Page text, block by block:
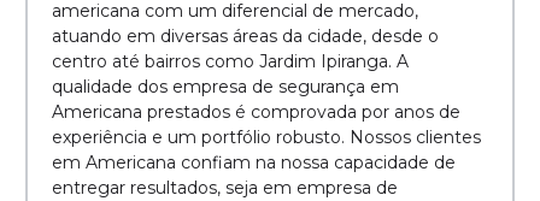
americana com um diferencial de mercado,
atuando em diversas áreas da cidade, desde o
centro até bairros como Jardim Ipiranga. A
qualidade dos empresa de segurança em
Americana prestados é comprovada por anos de
experiência e um portfólio robusto. Nossos clientes
em Americana confiam na nossa capacidade de
entregar resultados, seja em empresa de